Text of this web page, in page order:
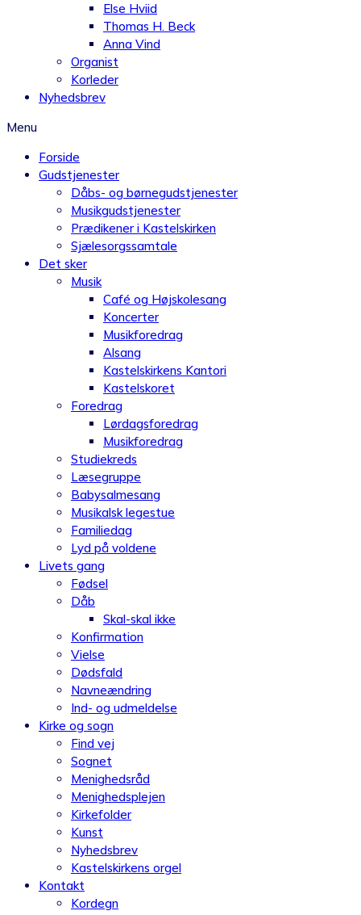
Else Hviid
Thomas H. Beck
Anna Vind
Organist
Korleder
Nyhedsbrev
Menu
Forside
Gudstjenester
Dåbs- og børnegudstjenester
Musikgudstjenester
Prædikener i Kastelskirken
Sjælesorgssamtale
Det sker
Musik
Café og Højskolesang
Koncerter
Musikforedrag
Alsang
Kastelskirkens Kantori
Kastelskoret
Foredrag
Lørdagsforedrag
Musikforedrag
Studiekreds
Læsegruppe
Babysalmesang
Musikalsk legestue
Familiedag
Lyd på voldene
Livets gang
Fødsel
Dåb
Skal-skal ikke
Konfirmation
Vielse
Dødsfald
Navneændring
Ind- og udmeldelse
Kirke og sogn
Find vej
Sognet
Menighedsråd
Menighedsplejen
Kirkefolder
Kunst
Nyhedsbrev
Kastelskirkens orgel
Kontakt
Kordegn